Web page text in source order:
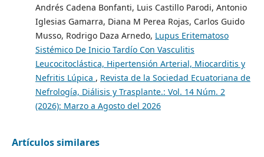
Andrés Cadena Bonfanti, Luis Castillo Parodi, Antonio
Iglesias Gamarra, Diana M Perea Rojas, Carlos Guido
Musso, Rodrigo Daza Arnedo, Lupus Eritematoso
Sistémico De Inicio Tardío Con Vasculitis
Leucocitoclástica, Hipertensión Arterial, Miocarditis y
Nefritis Lúpica , Revista de la Sociedad Ecuatoriana de
Nefrología, Diálisis y Trasplante.: Vol. 14 Núm. 2
(2026): Marzo a Agosto del 2026
Artículos similares